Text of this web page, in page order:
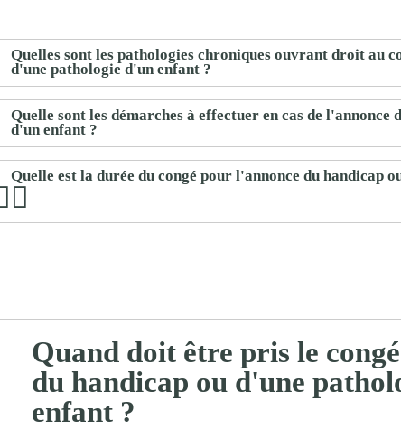
privés
découvrir
et
s'amuser
Quelles sont les pathologies chroniques ouvrant droit au
d'une pathologie d'un enfant ?
Quelle sont les démarches à effectuer en cas de l'annonce
d'un enfant ?
Quelle est la durée du congé pour l'annonce du handicap
Quand doit être pris le
du handicap ou d'une
enfant ?